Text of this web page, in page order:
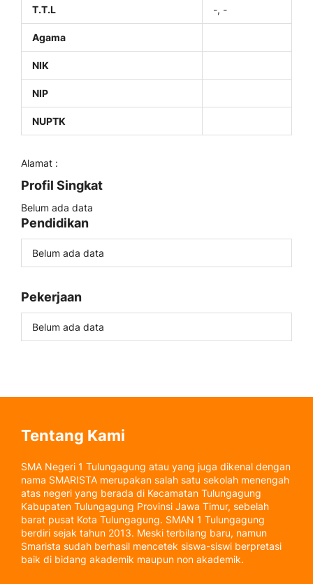
T.T.L -, -
Agama
NIK
NIP
NUPTK
Alamat :
Profil Singkat
Belum ada data
Pendidikan
Belum ada data
Pekerjaan
Belum ada data
Tentang Kami
SMA Negeri 1 Tulungagung atau yang juga dikenal dengan
nama SMARISTA merupakan salah satu sekolah menengah
atas negeri yang berada di Kecamatan Tulungagung
Kabupaten Tulungagung Provinsi Jawa Timur, sebelah
barat pusat Kota Tulungagung. SMAN 1 Tulungagung
berdiri sejak tahun 2013. Meski terbilang baru, namun
Smarista sudah berhasil mencetek siswa-siswi berpretasi
baik di bidang akademik maupun non akademik.